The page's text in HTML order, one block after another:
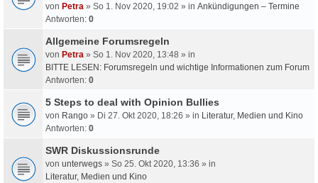
von Petra » So 1. Nov 2020, 19:02 » in Ankündigungen – Termine
Antworten: 0
Allgemeine Forumsregeln
von Petra » So 1. Nov 2020, 13:48 » in
BITTE LESEN: Forumsregeln und wichtige Informationen zum Forum
Antworten: 0
5 Steps to deal with Opinion Bullies
von Rango » Di 27. Okt 2020, 18:26 » in Literatur, Medien und Kino
Antworten: 0
SWR Diskussionsrunde
von unterwegs » So 25. Okt 2020, 13:36 » in
Literatur, Medien und Kino